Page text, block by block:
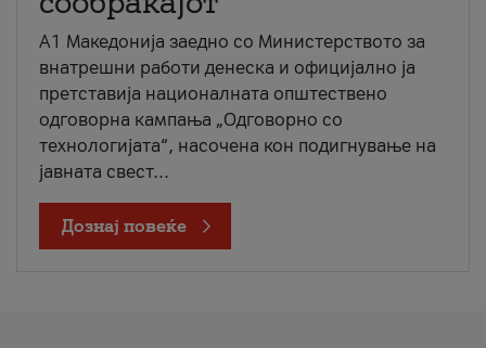
A1 Македонија заедно со Министерството за
внатрешни работи денеска и официјално ја
претставија националната општествено
одговорна кампања „Одговорно со
технологијата“, насочена кон подигнување на
јавната свест...
Дознај повеќе